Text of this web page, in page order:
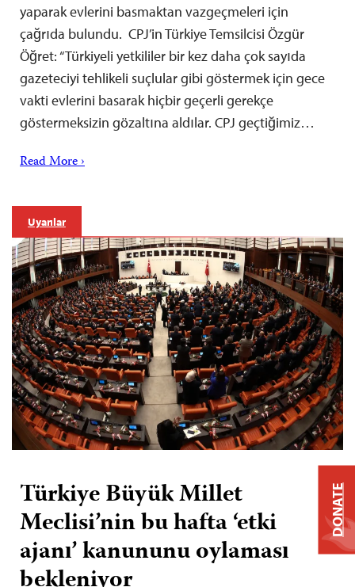
yaparak evlerini basmaktan vazgeçmeleri için
çağrıda bulundu. CPJ’in Türkiye Temsilcisi Özgür
Öğret: “Türkiyeli yetkililer bir kez daha çok sayıda
gazeteciyi tehlikeli suçlular gibi göstermek için gece
vakti evlerini basarak hiçbir geçerli gerekçe
göstermeksizin gözaltına aldılar. CPJ geçtiğimiz…
Read More ›
Uyarılar
Türkiye Büyük Millet
Meclisi’nin bu hafta ‘etki
ajanı’ kanununu oylaması
DONATE